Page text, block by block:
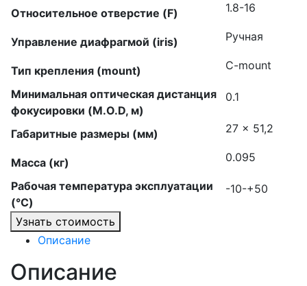
Относительное отверстие (F) 1.8-16
Управление диафрагмой (iris) Ручная
Тип крепления (mount) C-mount
Минимальная оптическая дистанция
фокусировки (M.O.D, м)
0.1
Габаритные размеры (мм) 27 × 51,2
Масса (кг) 0.095
Рабочая температура эксплуатации
(°C)
-10-+50
Узнать стоимость
Описание
Описание